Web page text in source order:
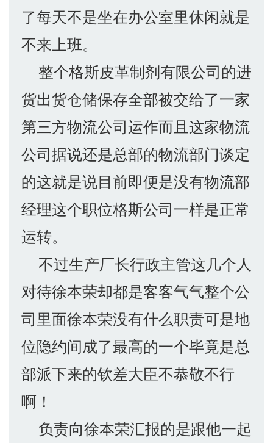
了每天不是坐在办公室里休闲就是
不来上班。
整个格斯皮革制剂有限公司的进
货出货仓储保存全部被交给了一家
第三方物流公司运作而且这家物流
公司据说还是总部的物流部门谈定
的这就是说目前即便是没有物流部
经理这个职位格斯公司一样是正常
运转。
不过生产厂长行政主管这几个人
对待徐本荣却都是客客气气整个公
司里面徐本荣没有什么职责可是地
位隐约间成了最高的一个毕竟是总
部派下来的钦差大臣不恭敬不行
啊！
负责向徐本荣汇报的是跟他一起